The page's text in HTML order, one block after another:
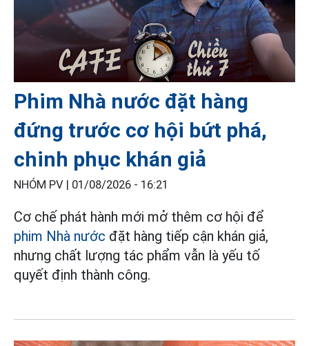
Phim Nhà nước đặt hàng
đứng trước cơ hội bứt phá,
chinh phục khán giả
NHÓM PV | 01/08/2026 - 16:21
Cơ chế phát hành mới mở thêm cơ hội để
phim Nhà nước đặt hàng tiếp cận khán giả,
nhưng chất lượng tác phẩm vẫn là yếu tố
quyết định thành công.